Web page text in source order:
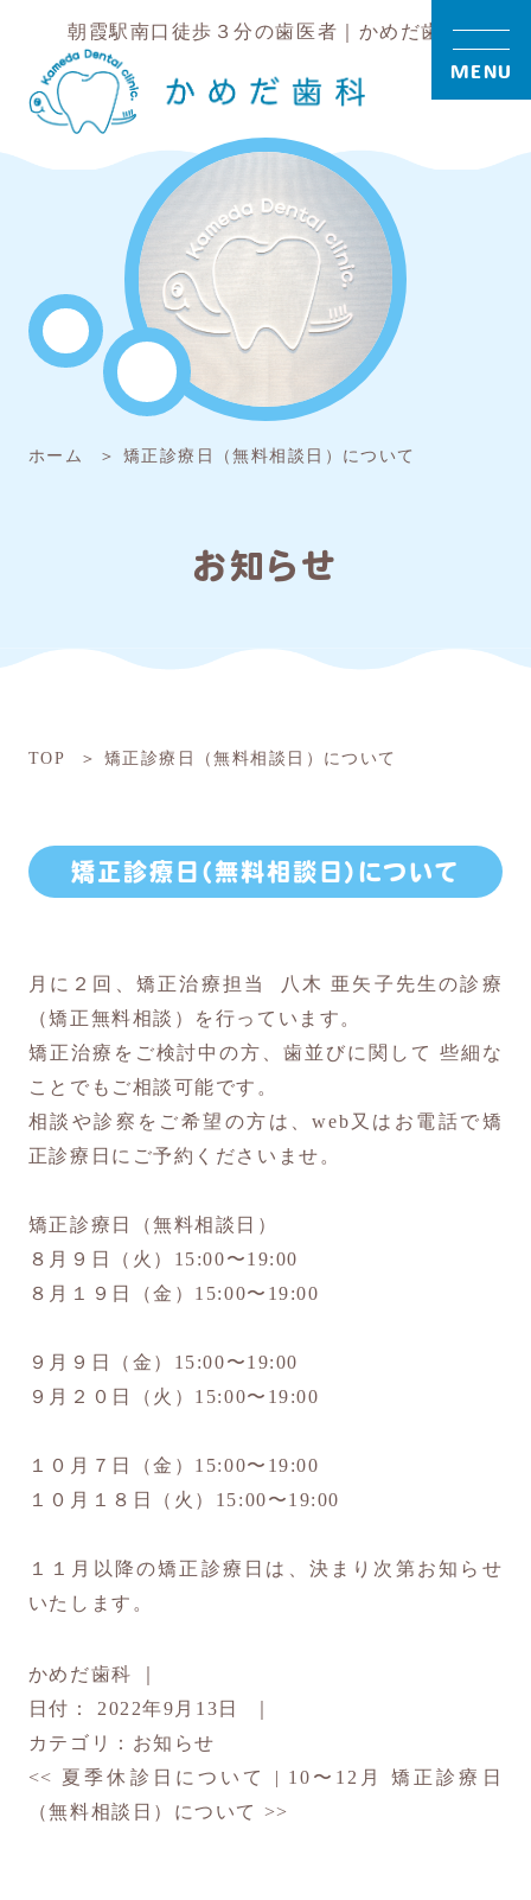
朝霞駅南口徒歩３分の歯医者｜かめだ歯科
ホーム 矯正診療日（無料相談日）について
お知らせ
TOP 矯正診療日（無料相談日）について
矯正診療日（無料相談日）について
月に２回、矯正治療担当 八木 亜矢子先生の診療
（矯正無料相談）を行っています。
矯正治療をご検討中の方、歯並びに関して 些細な
ことでもご相談可能です。
相談や診察をご希望の方は、web又はお電話で矯
正診療日にご予約くださいませ。
矯正診療日（無料相談日）
８月９日（火）15:00〜19:00
８月１９日（金）15:00〜19:00
９月９日（金）15:00〜19:00
９月２０日（火）15:00〜19:00
１０月７日（金）15:00〜19:00
１０月１８日（火）15:00〜19:00
１１月以降の矯正診療日は、決まり次第お知らせ
いたします。
かめだ歯科
日付： 2022年9月13日
カテゴリ： お知らせ
<< 夏季休診日について | 10〜12月 矯正診療日
（無料相談日）について >>
MENU